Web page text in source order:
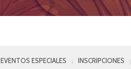
EVENTOS ESPECIALES INSCRIPCIONES